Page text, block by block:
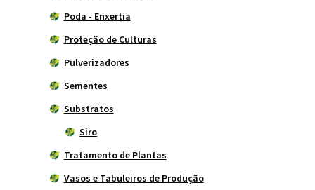
Poda - Enxertia
Proteção de Culturas
Pulverizadores
Sementes
Substratos
Siro
Tratamento de Plantas
Vasos e Tabuleiros de Produção